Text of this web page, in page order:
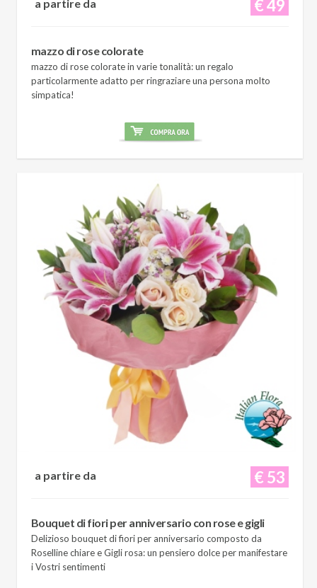
€ 49
a partire da
mazzo di rose colorate
mazzo di rose colorate in varie tonalità: un regalo
particolarmente adatto per ringraziare una persona molto
simpatica!
€ 53
a partire da
Bouquet di fiori per anniversario con rose e gigli
Delizioso bouquet di fiori per anniversario composto da
Roselline chiare e Gigli rosa: un pensiero dolce per manifestare
i Vostri sentimenti